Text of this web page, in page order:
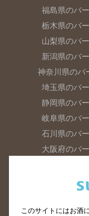
福島県のバ
栃木県のバ
山梨県のバ
新潟県のバ
神奈川県のバ
埼玉県のバ
静岡県のバ
岐阜県のバ
石川県のバ
大阪府のバ
滋賀県のバー
山口県のバ
このサイトにはお酒